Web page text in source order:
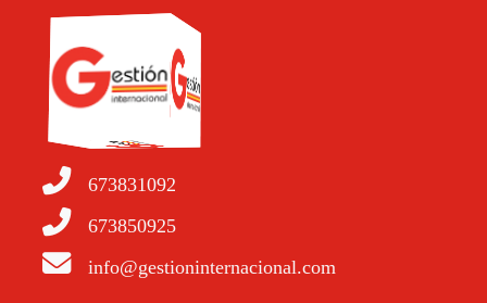
673831092
673850925
info@gestioninternacional.com